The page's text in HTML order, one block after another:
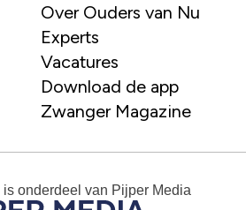
Over Ouders van Nu
Experts
Vacatures
Download de app
Zwanger Magazine
is onderdeel van Pijper Media